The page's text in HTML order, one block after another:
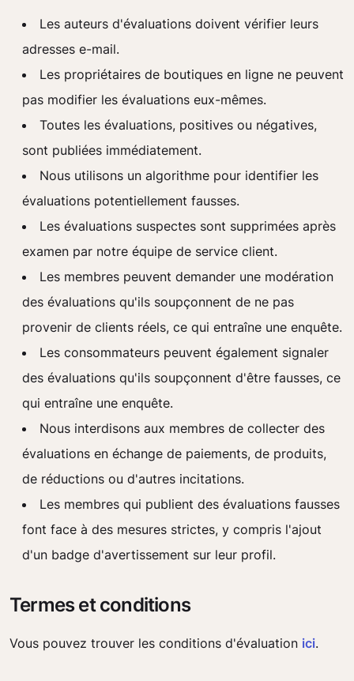
Les auteurs d'évaluations doivent vérifier leurs
adresses e-mail.
Les propriétaires de boutiques en ligne ne peuvent
pas modifier les évaluations eux-mêmes.
Toutes les évaluations, positives ou négatives,
sont publiées immédiatement.
Nous utilisons un algorithme pour identifier les
évaluations potentiellement fausses.
Les évaluations suspectes sont supprimées après
examen par notre équipe de service client.
Les membres peuvent demander une modération
des évaluations qu'ils soupçonnent de ne pas
provenir de clients réels, ce qui entraîne une enquête.
Les consommateurs peuvent également signaler
des évaluations qu'ils soupçonnent d'être fausses, ce
qui entraîne une enquête.
Nous interdisons aux membres de collecter des
évaluations en échange de paiements, de produits,
de réductions ou d'autres incitations.
Les membres qui publient des évaluations fausses
font face à des mesures strictes, y compris l'ajout
d'un badge d'avertissement sur leur profil.
Termes et conditions
Vous pouvez trouver les conditions d'évaluation ici.